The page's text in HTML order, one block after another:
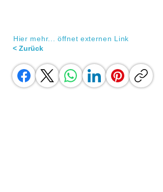
Hier mehr... öffnet externen Link
< Zurück